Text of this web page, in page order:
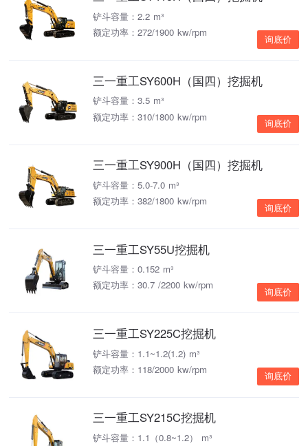
铲斗容量：2.2 m³
额定功率：272/1900 kw/rpm
询底价
三一重工SY600H（国四）挖掘机
铲斗容量：3.5 m³
额定功率：310/1800 kw/rpm
询底价
三一重工SY900H（国四）挖掘机
铲斗容量：5.0-7.0 m³
额定功率：382/1800 kw/rpm
询底价
三一重工SY55U挖掘机
铲斗容量：0.152 m³
额定功率：30.7 /2200 kw/rpm
询底价
三一重工SY225C挖掘机
铲斗容量：1.1~1.2(1.2) m³
额定功率：118/2000 kw/rpm
询底价
三一重工SY215C挖掘机
铲斗容量：1.1（0.8~1.2） m³